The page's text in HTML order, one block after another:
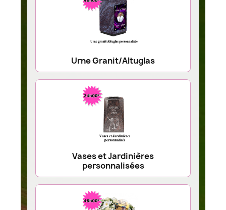
Urne Granit/Altuglas
Vases et Jardinières
personnalisées